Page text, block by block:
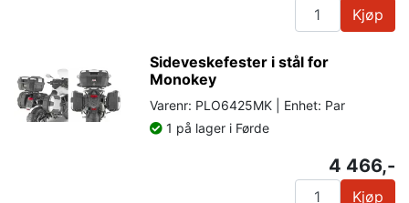
Kjøp
Sideveskefester i stål for
Monokey
Varenr: PLO6425MK | Enhet: Par
1 på lager i Førde
4 466,-
Kjøp